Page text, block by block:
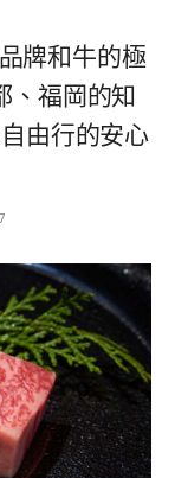
品牌和牛的極
、福岡的知
由行的安心